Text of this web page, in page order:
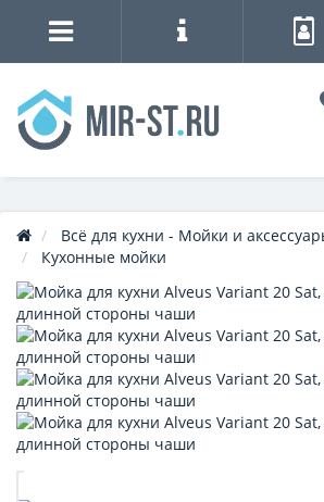
Всё для кухни - Мойки и
Кухонные мойки